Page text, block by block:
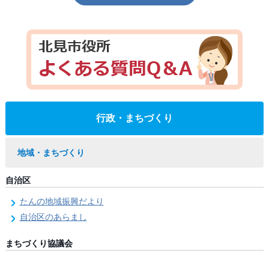
行政・まちづくり
地域・まちづくり
自治区
たんの地域振興だより
自治区のあらまし
まちづくり協議会